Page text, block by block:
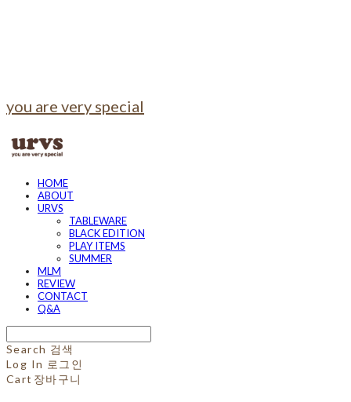
you are very special
HOME
ABOUT
URVS
TABLEWARE
BLACK EDITION
PLAY ITEMS
SUMMER
MLM
REVIEW
CONTACT
Q&A
Search 검색
Log In 로그인
Cart 장바구니